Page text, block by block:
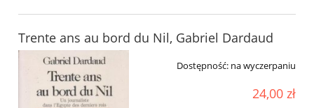
Trente ans au bord du Nil, Gabriel Dardaud
Dostępność: na wyczerpaniu
24,00 zł